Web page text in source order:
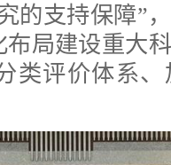
的支持保障”
局建设重大
类评价体系